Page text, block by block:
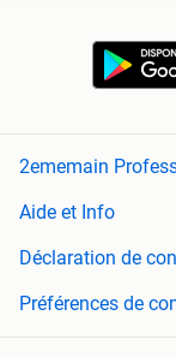
2ememain
Aide et Info
Déclaration de
Préférences de